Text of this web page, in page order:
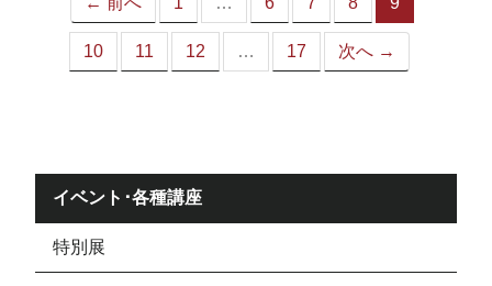
10 11 12 … 17 次へ →
イベント･各種講座
特別展